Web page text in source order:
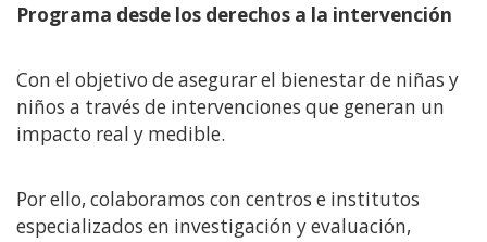
Programa desde los derechos a la intervención
Con el objetivo de asegurar el bienestar de niñas y
niños a través de intervenciones que generan un
impacto real y medible.
Por ello, colaboramos con centros e institutos
especializados en investigación y evaluación,